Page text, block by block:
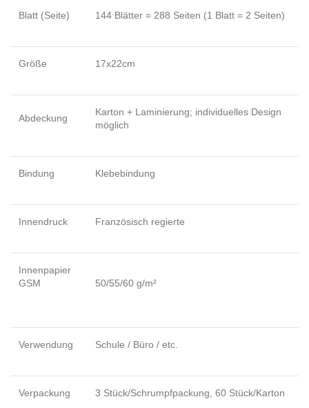
Blatt (Seite) 144 Blätter = 288 Seiten (1 Blatt = 2 Seiten)
Größe 17x22cm
Abdeckung
Karton + Laminierung; individuelles Design
möglich
Bindung Klebebindung
Innendruck Französisch regierte
Innenpapier
GSM
50/55/60 g/m²
Verwendung Schule / Büro / etc.
Verpackung 3 Stück/Schrumpfpackung, 60 Stück/Karton